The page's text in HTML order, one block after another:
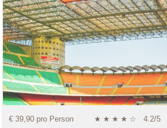
€ 39,90 pro Person ★ ★ ★ ★ ☆ 4.2/5